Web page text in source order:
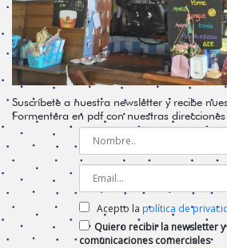
Suscríbete a nuestra newsletter y recibe
Formentera en pdf con nuestras
Acepto la política de
Quiero recibir la newsletter y
comunicaciones comerciales